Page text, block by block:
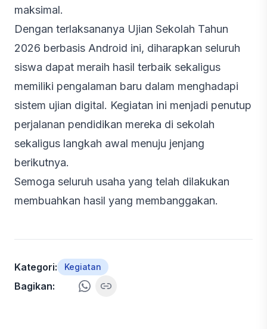
maksimal.
Dengan terlaksananya Ujian Sekolah Tahun
2026 berbasis Android ini, diharapkan seluruh
siswa dapat meraih hasil terbaik sekaligus
memiliki pengalaman baru dalam menghadapi
sistem ujian digital. Kegiatan ini menjadi penutup
perjalanan pendidikan mereka di sekolah
sekaligus langkah awal menuju jenjang
berikutnya.
Semoga seluruh usaha yang telah dilakukan
membuahkan hasil yang membanggakan.
Kategori: Kegiatan
Bagikan: